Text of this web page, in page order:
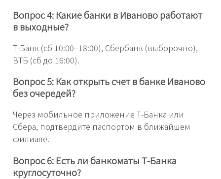
Вопрос 4: Какие банки в Иваново работают
в выходные?
Т-Банк (сб 10:00–18:00), Сбербанк (выборочно),
ВТБ (сб до 16:00).
Вопрос 5: Как открыть счет в банке Иваново
без очередей?
Через мобильное приложение Т-Банка или
Сбера, подтвердите паспортом в ближайшем
филиале.
Вопрос 6: Есть ли банкоматы Т-Банка
круглосуточно?